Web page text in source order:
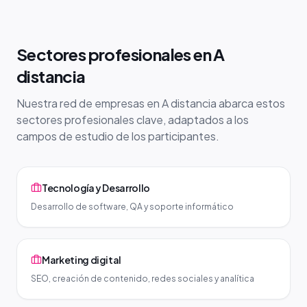
Sectores profesionales en A
distancia
Nuestra red de empresas en A distancia abarca estos
sectores profesionales clave, adaptados a los
campos de estudio de los participantes.
Tecnología y Desarrollo
Desarrollo de software, QA y soporte informático
Marketing digital
SEO, creación de contenido, redes sociales y analítica